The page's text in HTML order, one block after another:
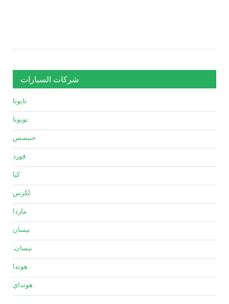
شركات السيارات
تايوتا
تويوتا
جنيسس
فورد
كيا
لكزس
مازدا
نيسان
نيسان،
هوندا
هونداي